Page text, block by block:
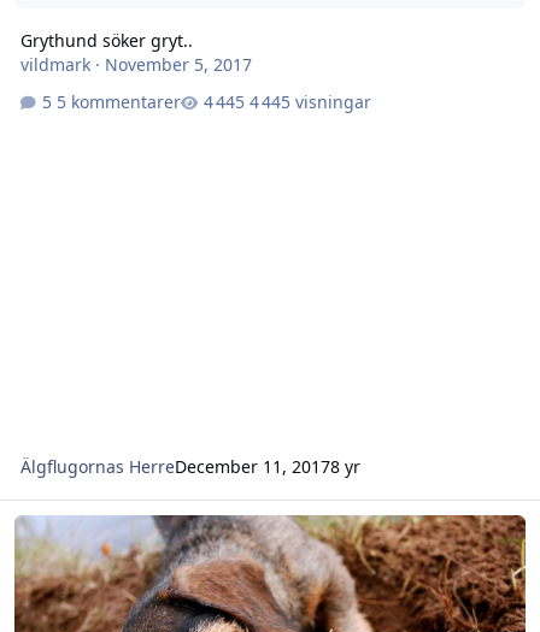
Grythund söker gryt..
vildmark· November 5, 2017
5 kommentarer
4 445 visningar
Älgflugornas HerreDecember 11, 20178 yr
Konstgryt